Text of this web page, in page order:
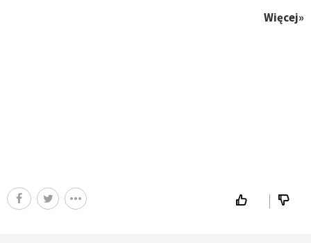
Więcej»